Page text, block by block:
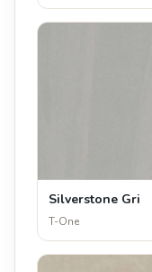
Silverstone Gri
T-One